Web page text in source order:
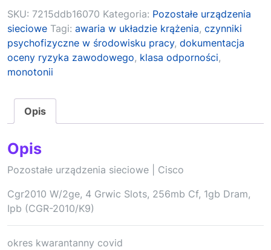
SKU: 7215ddb16070 Kategoria: Pozostałe urządzenia
sieciowe Tagi: awaria w układzie krążenia, czynniki
psychofizyczne w środowisku pracy, dokumentacja
oceny ryzyka zawodowego, klasa odporności,
monotonii
Opis
Opis
Pozostałe urządzenia sieciowe | Cisco
Cgr2010 W/2ge, 4 Grwic Slots, 256mb Cf, 1gb Dram,
Ipb (CGR-2010/K9)
okres kwarantanny covid